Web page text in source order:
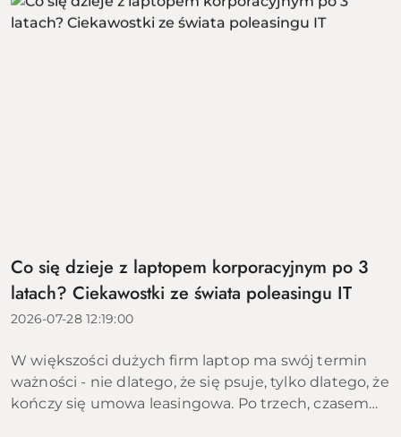
Co się dzieje z laptopem korporacyjnym po 3
latach? Ciekawostki ze świata poleasingu IT
2026-07-28 12:19:00
W większości dużych firm laptop ma swój termin
ważności - nie dlatego, że się psuje, tylko dlatego, że
kończy się umowa leasingowa. Po trzech, czasem